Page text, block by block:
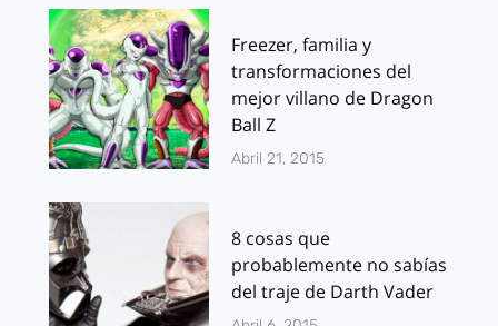
Freezer, familia y
transformaciones del
mejor villano de Dragon
Ball Z
Abril 21, 2015
8 cosas que
probablemente no sabías
del traje de Darth Vader